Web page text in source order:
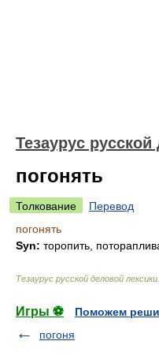
Тезаурус
погонять
Толкование
Перевод
погонять
Syn: торопить,
Тезаурус русской деловой лексики
Игры ⚽
Поможем
погоня